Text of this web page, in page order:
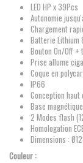
LED HP x 39Pcs
Autonomie
Chargement
Batterie Lithium
Bouton On/Off +
Prise allume
Coque en
IP66
Conception
Base
2 Modes flash
Homologation
Dimensions :
Couleur :